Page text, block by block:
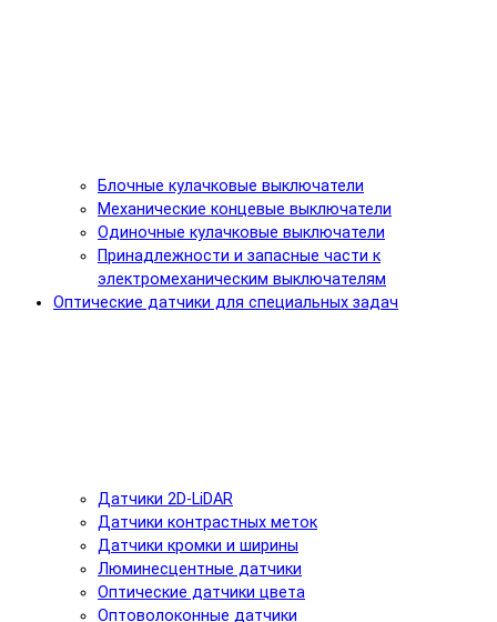
Блочные кулачковые выключатели
Механические концевые выключатели
Одиночные кулачковые выключатели
Принадлежности и запасные части к
электромеханическим выключателям
Оптические датчики для специальных задач
Датчики 2D-LiDAR
Датчики контрастных меток
Датчики кромки и ширины
Люминесцентные датчики
Оптические датчики цвета
Оптоволоконные датчики